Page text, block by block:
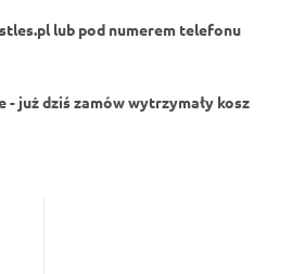
lub pod numerem telefonu
- już dziś zamów wytrzymały kosz